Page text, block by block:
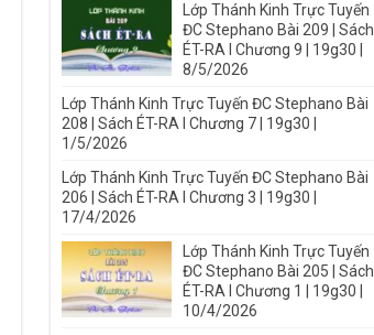
Lớp Thánh Kinh Trực Tuyến
ĐC Stephano Bài 209 | Sách
ÉT-RA I Chương 9 | 19g30 |
8/5/2026
Lớp Thánh Kinh Trực Tuyến ĐC Stephano Bài
208 | Sách ÉT-RA I Chương 7 | 19g30 |
1/5/2026
Lớp Thánh Kinh Trực Tuyến ĐC Stephano Bài
206 | Sách ÉT-RA I Chương 3 | 19g30 |
17/4/2026
Lớp Thánh Kinh Trực Tuyến
ĐC Stephano Bài 205 | Sách
ÉT-RA I Chương 1 | 19g30 |
10/4/2026